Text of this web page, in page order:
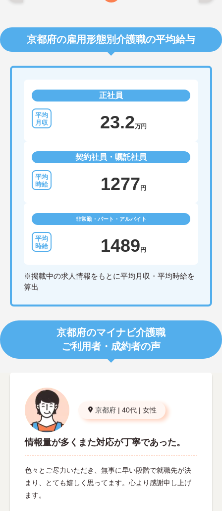
京都府の雇用形態別介護職の平均給与
正社員
23.2万円
契約社員・嘱託社員
1277 円
非常勤・パート・アルバイト
1489 円
※掲載中の求人情報をもとに平均月収・平均時給を
算出
京都府のマイナビ介護職
ご利用者・成約者の声
京都府 | 40代 | 女性
情報量が多くまた対応が丁寧であった。
色々とご尽力いただき、無事に早い段階で就職先が決
まり、とても嬉しく思ってます。心より感謝申し上げ
ます。